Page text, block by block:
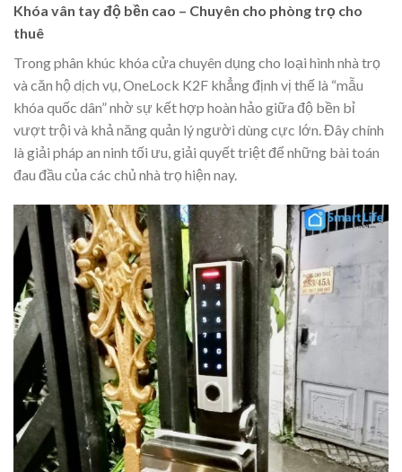
Khóa vân tay độ bền cao – Chuyên cho phòng trọ cho
thuê
Trong phân khúc khóa cửa chuyên dụng cho loại hình nhà trọ
và căn hộ dịch vụ, OneLock K2F khẳng định vị thế là “mẫu
khóa quốc dân” nhờ sự kết hợp hoàn hảo giữa độ bền bỉ
vượt trội và khả năng quản lý người dùng cực lớn. Đây chính
là giải pháp an ninh tối ưu, giải quyết triệt để những bài toán
đau đầu của các chủ nhà trọ hiện nay.